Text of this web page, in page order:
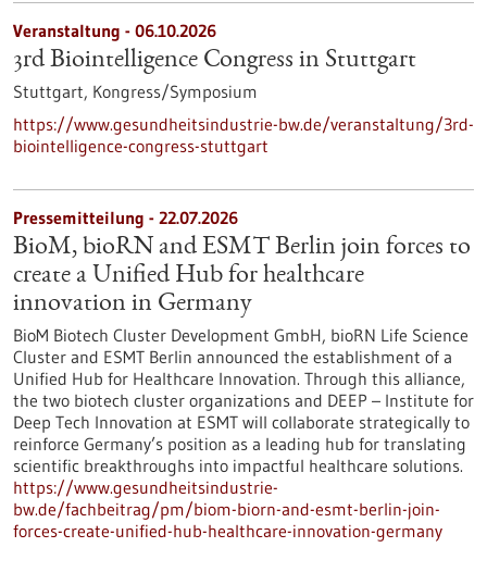
Veranstaltung - 06.10.2026
3rd Biointelligence Congress in Stuttgart
Stuttgart, Kongress/Symposium
https://www.gesundheitsindustrie-bw.de/veranstaltung/3rd-
biointelligence-congress-stuttgart
Pressemitteilung - 22.07.2026
BioM, bioRN and ESMT Berlin join forces to
create a Unified Hub for healthcare
innovation in Germany
BioM Biotech Cluster Development GmbH, bioRN Life Science
Cluster and ESMT Berlin announced the establishment of a
Unified Hub for Healthcare Innovation. Through this alliance,
the two biotech cluster organizations and DEEP – Institute for
Deep Tech Innovation at ESMT will collaborate strategically to
reinforce Germany’s position as a leading hub for translating
scientific breakthroughs into impactful healthcare solutions.
https://www.gesundheitsindustrie-
bw.de/fachbeitrag/pm/biom-biorn-and-esmt-berlin-join-
forces-create-unified-hub-healthcare-innovation-germany